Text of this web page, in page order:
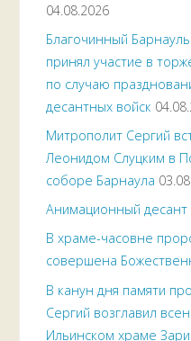
04.08.2026
Благочинный
принял участие в
по случаю
десантных войск
Митрополит Сергий
Леонидом Слуцким в
соборе Барнаула
Анимационный десант
В храме-часовне
совершена
В канун дня памяти
Сергий возглавил
Ильинском храме